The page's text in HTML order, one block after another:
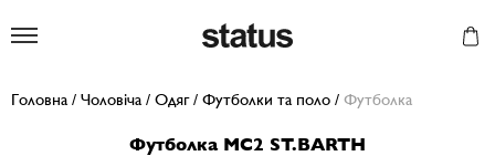
Головна / Чоловіча / Одяг/ Футболки та поло / Футболка
Футболка MC2 ST.BARTH